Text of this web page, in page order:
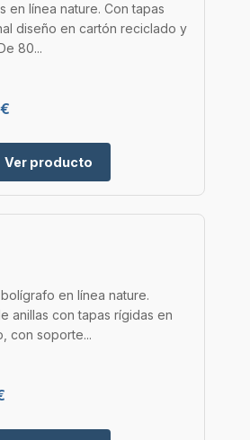
en línea nature. Con tapas
diseño en cartón reciclado y
80...
Ver producto
en línea nature.
anillas con tapas rígidas en
con soporte...